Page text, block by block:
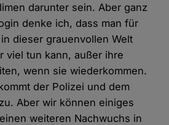
darunter sein. Aber ganz
denke ich, dass man für
dieser grauen­vollen Welt
viel tun kann, außer ihre
wenn sie wieder­kommen.
der Polizei und dem
Aber wir können einiges
weiteren Nach­wuchs in